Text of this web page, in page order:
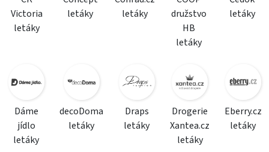
Victoria
letáky
letáky
letáky
družstvo
HB
letáky
letáky
Dáme
jídlo
letáky
decoDoma
letáky
Draps
letáky
Drogerie
Xantea.cz
letáky
Eberry.cz
letáky